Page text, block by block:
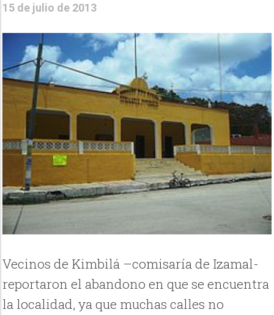
15 de julio de 2013
Vecinos de Kimbilá –comisaría de Izamal-
reportaron el abandono en que se encuentra
la localidad, ya que muchas calles no